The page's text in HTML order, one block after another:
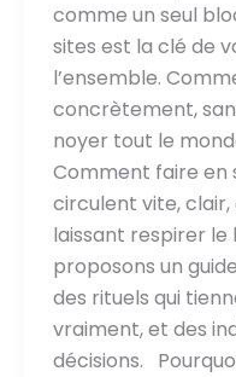
comme un seul
sites est la clé de
l’ensemble.
concrètement,
noyer tout le
Comment faire en
circulent vite,
laissant respirer le
proposons un
des rituels qui
vraiment, et des
décisions.